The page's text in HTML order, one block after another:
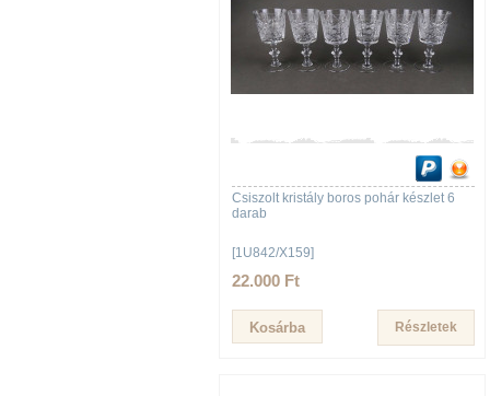
Csiszolt kristály boros pohár készlet 6
darab
[1U842/X159]
22.000 Ft
Részletek